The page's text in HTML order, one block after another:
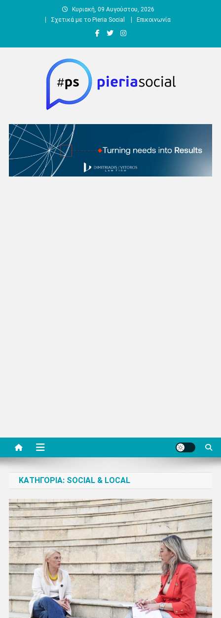
Κυριακή, 09 Αυγούστου, 2026
Σχετικά με το Pieria Social
Επικοινωνία
Pieria Social
ΚΑΤΗΓΟΡΊΑ: SOCIAL & LOCAL